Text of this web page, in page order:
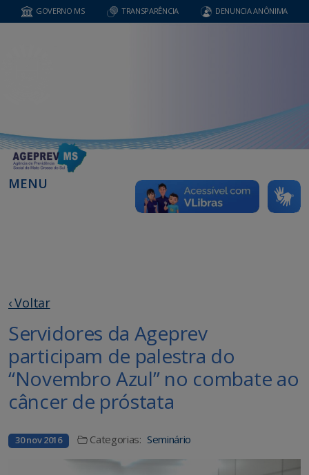
GOVERNO MS TRANSPARÊNCIA DENUNCIA ANÔNIMA
MENU
‹ Voltar
Servidores da Ageprev
participam de palestra do
“Novembro Azul” no combate ao
câncer de próstata
30 nov 2016 Categorias: Seminário